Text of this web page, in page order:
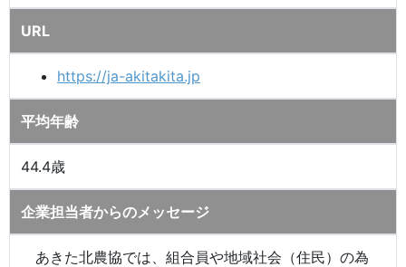
URL
https://ja-akitakita.jp
平均年齢
44.4歳
企業担当者からのメッセージ
あきた北農協では、組合員や地域社会（住民）の為